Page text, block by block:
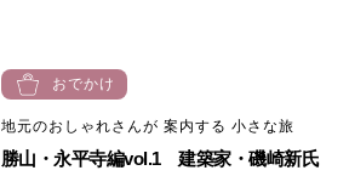
おでかけ
地元のおしゃれさんが 案内する 小さな旅
勝山・永平寺編vol.1 建築家・磯崎新氏